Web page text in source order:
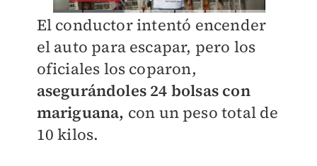
El conductor intentó encender
el auto para escapar, pero los
oficiales los coparon,
asegurándoles 24 bolsas con
mariguana, con un peso total de
10 kilos.